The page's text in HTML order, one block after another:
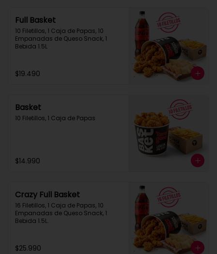
Full Basket
10 Filetillos, 1 Caja de Papas, 10
Empanadas de Queso Snack, 1
Bebida 1.5L
$19.490
Basket
10 Filetillos, 1 Caja de Papas
$14.990
Crazy Full Basket
16 Filetillos, 1 Caja de Papas, 10
Empanadas de Queso Snack, 1
Bebida 1.5L.
$25.990